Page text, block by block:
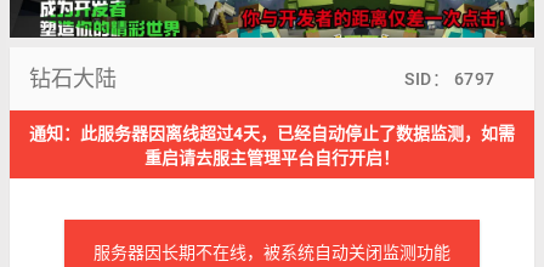
钻石大陆 SID： 6797
通知：此服务器因离线超过4天，已经自动停止了数据监测，如需
重启请去服主管理平台自行开启！
服务器因长期不在线，被系统自动关闭监测功能